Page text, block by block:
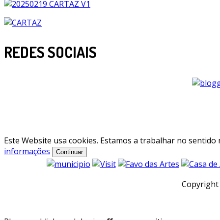
REDES SOCIAIS
Este Website usa cookies. Estamos a trabalhar no
informações
Continuar